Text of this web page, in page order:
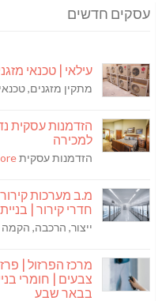
עסקים חדשים
עילאי | טכנאי
מתקין מזגנים,
הזדמנות עסקית
למכירה
הזדמנות עסקית[...]
מ.ב מערכות
חדרי קירור |
ייצור, הרכבה, הקמה
מרכז הפרזול |
צבעים | חומרי
בבאר שבע